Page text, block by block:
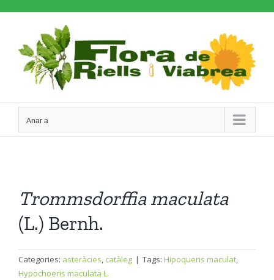
content
Anar a
Trommsdorffia maculata
(L.) Bernh.
Categories: asteràcies, catàleg | Tags: Hipoqueris maculat,
Hypochoeris maculata L.